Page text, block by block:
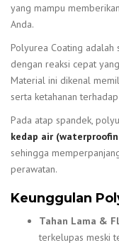
yang mampu
Anda.
Polyurea Coating
dengan reaksi cepat
Material ini dikenal
serta ketahanan
Pada atap spandek,
kedap air
sehingga
perawatan.
Keunggulan
Tahan Lama &
terkelupas meski